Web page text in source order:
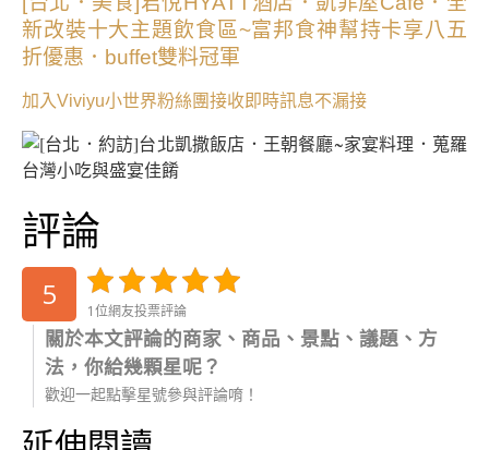
新改裝十大主題飲食區~富邦食神幫持卡享八五
折優惠．buffet雙料冠軍
加入Viviyu小世界粉絲團接收即時訊息不漏接
評論
5 1位網友投票評論
關於本文評論的商家、商品、景點、議題、方
法，你給幾顆星呢？
歡迎一起點擊星號參與評論唷！